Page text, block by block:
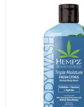
История бренда
сейчас это целый
Основной компонент
и экстракт семян
аминокислот,
образования белков и
Косметические
без сульфатов,
растительного